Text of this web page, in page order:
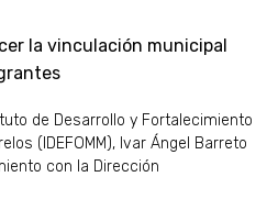
la vinculación municipal
de Desarrollo y Fortalecimiento
(IDEFOMM), Ivar Ángel Barreto
con la Dirección